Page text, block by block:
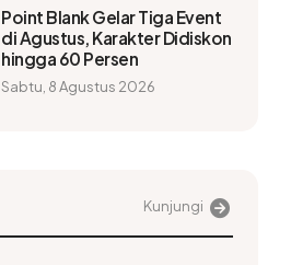
Point Blank Gelar Tiga Event
di Agustus, Karakter Didiskon
hingga 60 Persen
Sabtu, 8 Agustus 2026
Kunjungi